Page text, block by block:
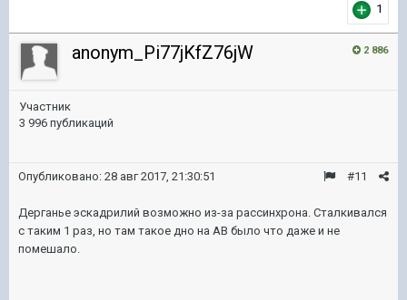
1
2 886
anonym_Pi77jKfZ76jW
Участник
3 996 публикаций
#11
Опубликовано: 28 авг 2017, 21:30:51
Дерганье эскадрилий возможно из-за рассинхрона. Сталкивался
с таким 1 раз, но там такое дно на АВ было что даже и не
помешало.